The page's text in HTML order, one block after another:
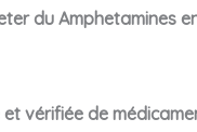
du Amphetamines
vérifiée de